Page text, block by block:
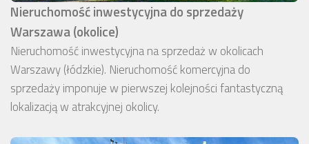
Nieruchomość inwestycyjna do sprzedaży
Warszawa (okolice)
Nieruchomość inwestycyjna na sprzedaż w okolicach
Warszawy (łódzkie). Nieruchomość komercyjna do
sprzedaży imponuje w pierwszej kolejności fantastyczną
lokalizacją w atrakcyjnej okolicy.